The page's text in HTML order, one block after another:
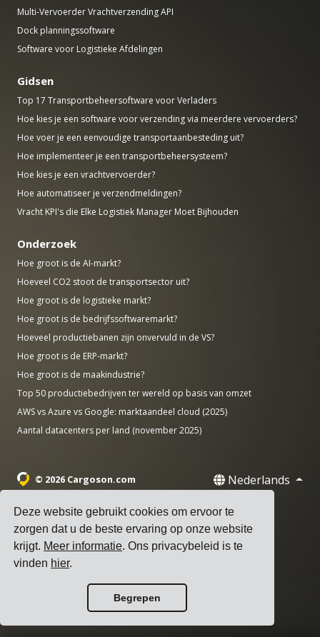
Deze website gebruikt cookies om ervoor te
zorgen dat u de beste ervaring op onze website
krijgt. Meer informatie. Ons privacybeleid is te
vinden hier.
Begrepen
Multi-Vervoerder Vrachtverzending API
Dock planningssoftware
Software voor Logistieke Afdelingen
Gidsen
Top 17 Transportbeheersoftware voor Verladers
Hoe kies je een software voor verzending via meerdere vervoerders?
Hoe voer je een eenvoudige transportaanbesteding uit?
Hoe implementeer je een transportbeheersysteem?
Hoe kies je een vrachtvervoerder?
Hoe automatiseer je verzendmeldingen?
Vracht KPI's die Elke Logistiek Manager Moet Bijhouden
Onderzoek
Hoe groot is de AI-markt?
Hoeveel CO2 stoot de transportsector uit?
Hoe groot is de logistieke markt?
Hoe groot is de bedrijfssoftwaremarkt?
Hoeveel productiebanen zijn onvervuld in de VS?
Hoe groot is de ERP-markt?
Hoe groot is de maakindustrie?
Top 50 productiebedrijven ter wereld op basis van omzet
AWS vs Azure vs Google: marktaandeel cloud (2025)
Aantal datacenters per land (november 2025)
© 2026 Cargoson.com Nederlands
Geregistreerd als Cargoson OÜ in Estland.
Reg Nr: 14545832. BTW: EE102137680.
Hoofdkantoor: Pärnu mnt. 141, 11314 Tallinn, Estland
+372 5555 0028
Privacybeleid